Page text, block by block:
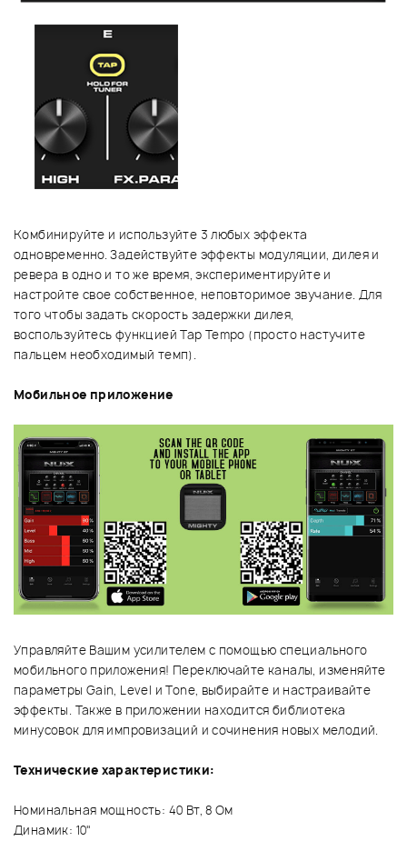
Комбинируйте и используйте 3 любых эффекта
одновременно. Задействуйте эффекты модуляции, дилея и
ревера в одно и то же время, экспериментируйте и
настройте свое собственное, неповторимое звучание. Для
того чтобы задать скорость задержки дилея,
воспользуйтесь функцией Tap Tempo (просто настучите
пальцем необходимый темп).
Мобильное приложение
Управляйте Вашим усилителем с помощью специального
мобильного приложения! Переключайте каналы, изменяйте
параметры Gain, Level и Tone, выбирайте и настраивайте
эффекты. Также в приложении находится библиотека
минусовок для импровизаций и сочинения новых мелодий.
Технические характеристики:
Номинальная мощность: 40 Вт, 8 Ом
Динамик: 10"